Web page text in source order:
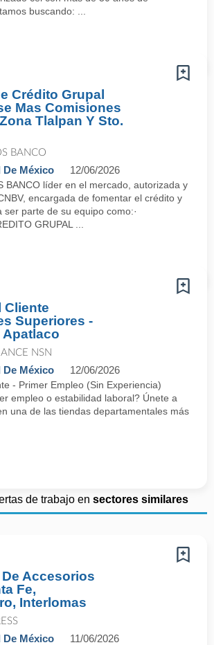
buscando: ...
Crédito Grupal
Mas Comisiones
Tlalpan Y Sto.
BANCO
De México 12/06/2026
BANCO líder en el mercado, autorizada y
encargada de fomentar el crédito y
ser parte de su equipo como:·
GRUPAL ...
Cliente
Superiores -
Apatlaco
NSN
De México 12/06/2026
- Primer Empleo (Sin Experiencia)
empleo o estabilidad laboral? Únete a
una de las tiendas departamentales más
de trabajo en sectores similares
Accesorios
Fe,
Interlomas
De México 11/06/2026